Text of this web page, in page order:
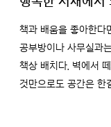
책과 배움을 좋아한다
공부방이나 사무실과
책상 배치다. 벽에서
것만으로도 공간은 한